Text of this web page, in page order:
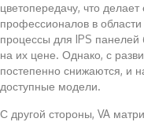
цветопередачу, что
профессионалов в
процессы для IPS панелей
на их цене. Однако, с
постепенно снижаются, и
доступные модели.
С другой стороны, VA